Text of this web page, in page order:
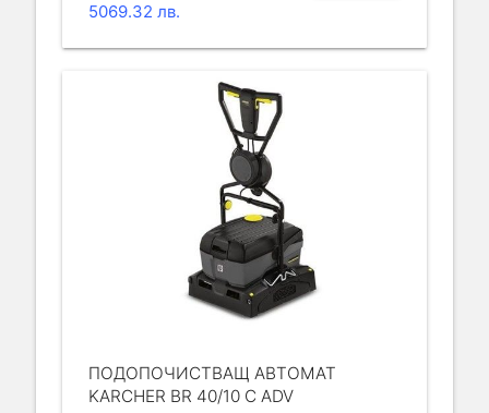
5069.32 лв.
ПОДОПОЧИСТВАЩ АВТОМАТ
KARCHER BR 40/10 C ADV